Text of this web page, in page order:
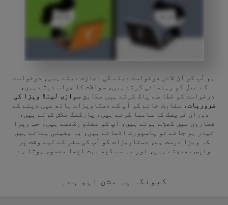
ہم آپ کو آن لائن درخواست دینے کی اجازت دیتے ہیں، درخواست
کے عمل کو رہنمائی کرتے ہیں، سوالات کا جواب دیتے ہیں،
درخواست کو خطا سے پاک کرتے ہیں مطابق سوازی لینڈ ویزا کی
ضروریات، سفارت خانے کو آپ کے دستاویزات ہاتھ میں دینے کے
دوران ٹریفک کا سامنا کرتے ہیں، پارکنگ تلاش کرتے ہیں،
قطاروں میں کھڑے ہوتے ہیں، آپ کو مطلع رکھتے ہیں، جب ویزا
تیار ہو جائے تو پاسپورٹ اٹھاتے ہیں، یہ یقینی بناتے ہیں
کہ ویزا درست ہے، دستاویزات کو آپ کی سفر کے لیے وقت پر
واپس بھیجتے ہیں، اور یہ سب کچھ بہت اچھا محسوس ہوتا ہے
کیونکہ یہ مشن اہم ہے۔